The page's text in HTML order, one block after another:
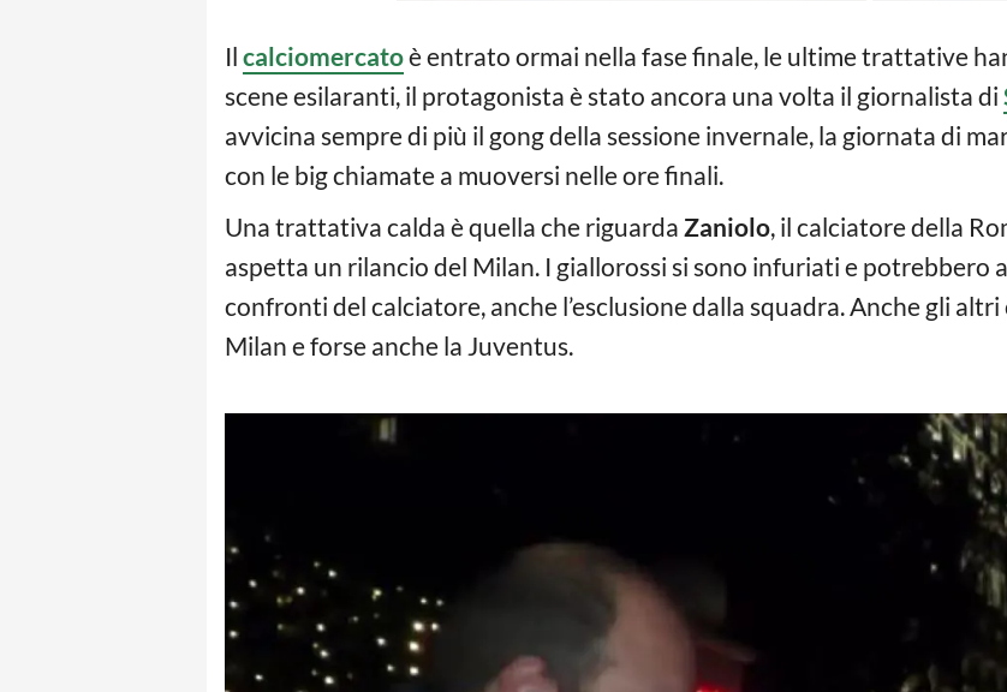
Il calciomercatoè entrato ormai nella fase finale, le ultime trattative
scene esilaranti, il protagonista è stato ancora una volta il giornalista di
avvicina sempre di più il gong della sessione invernale, la giornata di
con le big chiamate a muoversi nelle ore finali.
Una trattativa calda è quella che riguarda Zaniolo, il calciatore della
aspetta un rilancio del Milan. I giallorossi si sono infuriati e potrebbero
confronti del calciatore, anche l’esclusione dalla squadra. Anche gli
Milan e forse anche la Juventus.